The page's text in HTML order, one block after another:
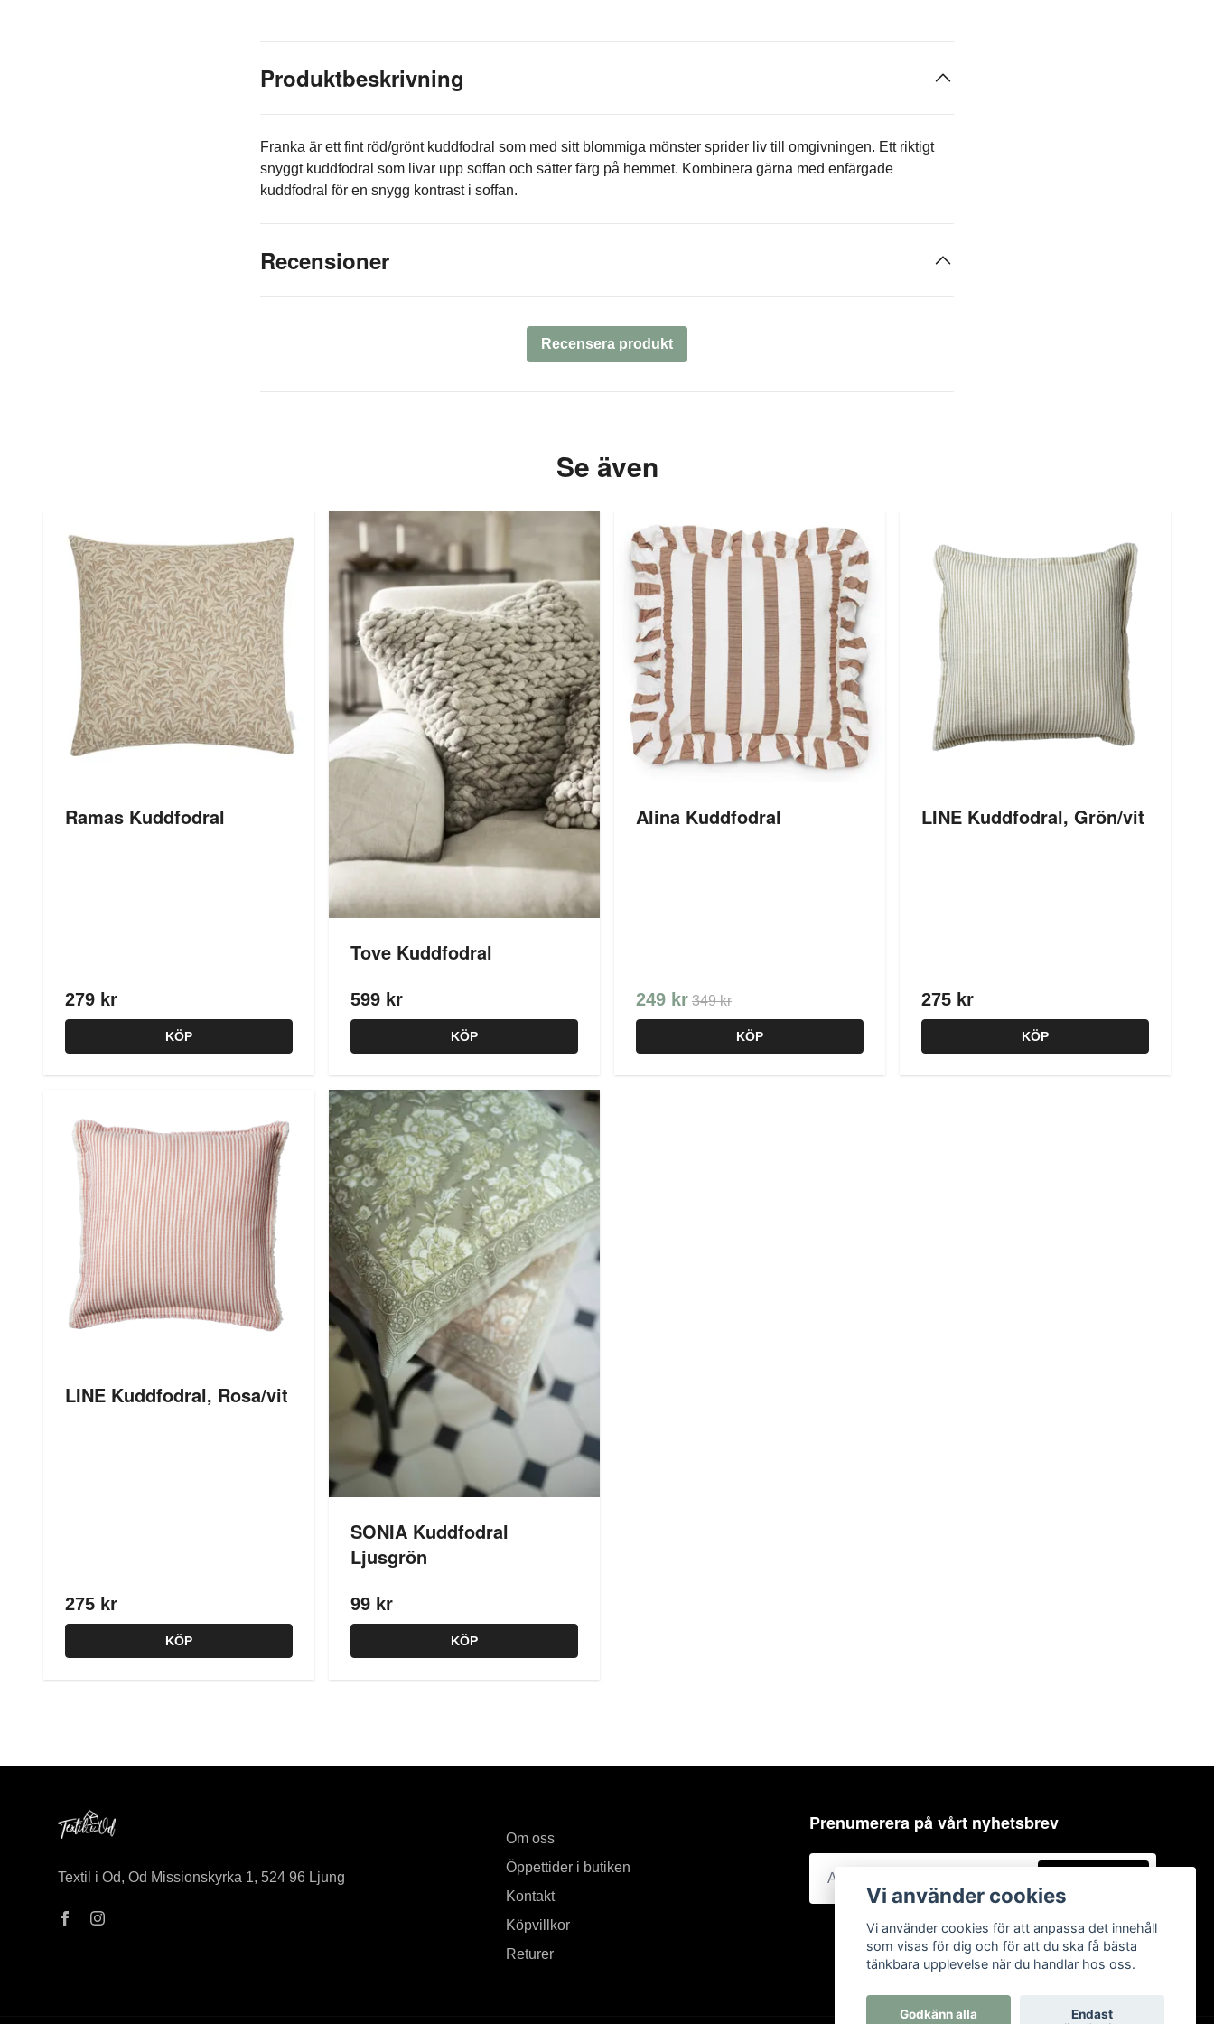
Produktbeskrivning
Franka är ett fint röd/grönt kuddfodral som med sitt blommiga mönster sprider liv till omgivningen. Ett riktigt
snyggt kuddfodral som livar upp soffan och sätter färg på hemmet. Kombinera gärna med enfärgade
kuddfodral för en snygg kontrast i soffan.
Recensioner
Recensera produkt
Se även
Ramas Kuddfodral
279 kr
KÖP
Tove Kuddfodral
599 kr
KÖP
Alina Kuddfodral
249 kr 349 kr
KÖP
LINE Kuddfodral, Grön/vit
275 kr
KÖP
LINE Kuddfodral, Rosa/vit
275 kr
KÖP
SONIA Kuddfodral
Ljusgrön
99 kr
KÖP
Textil i Od, Od Missionskyrka 1, 524 96 Ljung
Om oss
Öppettider i butiken
Kontakt
Köpvillkor
Returer
Prenumerera på vårt nyhetsbrev
Vi använder cookies
Vi använder cookies för att anpassa det innehåll
som visas för dig och för att du ska få bästa
tänkbara upplevelse när du handlar hos oss.
Godkänn alla
Endast